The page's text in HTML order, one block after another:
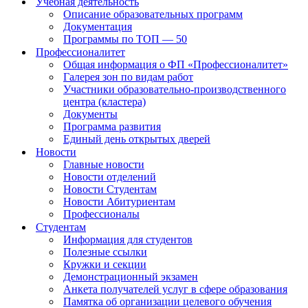
Описание образовательных программ
Документация
Программы по ТОП — 50
Профессионалитет
Общая информация о ФП «Профессионалитет»
Галерея зон по видам работ
Участники образовательно-производственного
центра (кластера)
Документы
Программа развития
Единый день открытых дверей
Новости
Главные новости
Новости отделений
Новости Студентам
Новости Абитуриентам
Профессионалы
Студентам
Информация для студентов
Полезные ссылки
Кружки и секции
Демонстрационный экзамен
Анкета получателей услуг в сфере образования
Памятка об организации целевого обучения